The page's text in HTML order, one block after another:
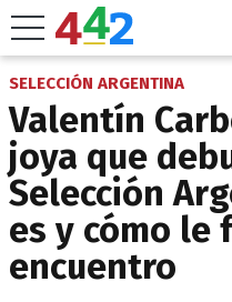
SELECCIÓN ARGENTINA
Valentín
joya que
Selección
es y cómo le
encuentro